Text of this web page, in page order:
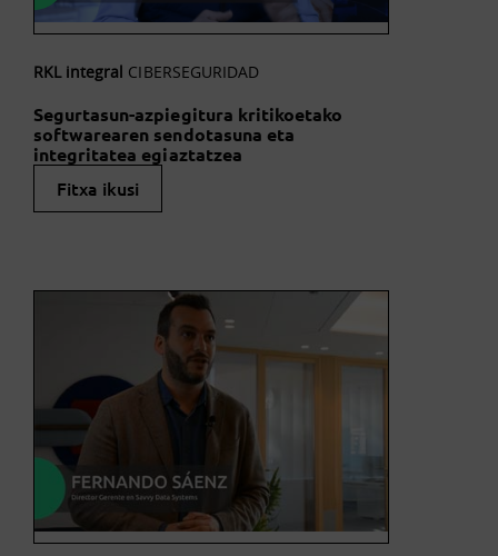
RKL integral CIBERSEGURIDAD
Segurtasun-azpiegitura kritikoetako
softwarearen sendotasuna eta
integritatea egiaztatzea
Fitxa ikusi